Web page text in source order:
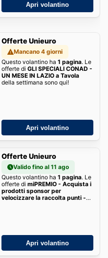
Apri volantino
Offerte Unieuro
Mancano 4 giorni
Questo volantino ha 1 pagina. Le
offerte di GLI SPECIALI CONAD -
UN MESE IN LAZIO a Tavola
della settimana sono qui!
Apri volantino
Offerte Unieuro
Valido fino al 11 ago
Questo volantino ha 1 pagina. Le
offerte di miPREMIO - Acquista i
prodotti sponsor per
velocizzare la raccolta punti -
Apri volantino